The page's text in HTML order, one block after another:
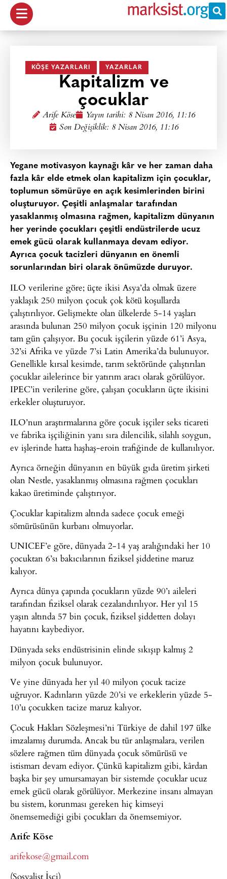
KÖŞE YAZARLARI YAZARLAR
Kapitalizm ve
çocuklar
Arife Köse Yayın tarihi: 8 Nisan 2016, 11:16
Son Değişiklik: 8 Nisan 2016, 11:16
Yegane motivasyon kaynağı kâr ve her zaman daha
fazla kâr elde etmek olan kapitalizm için çocuklar,
toplumun sömürüye en açık kesimlerinden birini
oluşturuyor. Çeşitli anlaşmalar tarafından
yasaklanmış olmasına rağmen, kapitalizm dünyanın
her yerinde çocukları çeşitli endüstrilerde ucuz
emek gücü olarak kullanmaya devam ediyor.
Ayrıca çocuk tacizleri dünyanın en önemli
sorunlarından biri olarak önümüzde duruyor.
ILO verilerine göre; üçte ikisi Asya’da olmak üzere
yaklaşık 250 milyon çocuk çok kötü koşullarda
çalıştırılıyor. Gelişmekte olan ülkelerde 5-14 yaşları
arasında bulunan 250 milyon çocuk işçinin 120 milyonu
tam gün çalışıyor. Bu çocuk işçilerin yüzde 61’i Asya,
32’si Afrika ve yüzde 7’si Latin Amerika’da bulunuyor.
Genellikle kırsal kesimde, tarım sektöründe çalıştırılan
çocuklar ailelerince bir yatırım aracı olarak görülüyor.
IPEC’in verilerine göre, çalışan çocukların üçte ikisini
erkekler oluşturuyor.
ILO’nun araştırmalarına göre çocuk işçiler seks ticareti
ve fabrika işçiliğinin yanı sıra dilencilik, silahlı soygun,
ev işlerinde hatta haşhaş-eroin trafiğinde de kullanılıyor.
Ayrıca örneğin dünyanın en büyük gıda üretim şirketi
olan Nestle, yasaklanmış olmasına rağmen çocukları
kakao üretiminde çalıştırıyor.
Çocuklar kapitalizm altında sadece çocuk emeği
sömürüsünün kurbanı olmuyorlar.
UNICEF’e göre, dünyada 2-14 yaş aralığındaki her 10
çocuktan 6’sı bakıcılarının fiziksel şiddetine maruz
kalıyor.
Ayrıca dünya çapında çocukların yüzde 90’ı aileleri
tarafından fiziksel olarak cezalandırılıyor. Her yıl 15
yaşın altında 57 bin çocuk, fiziksel şiddetten dolayı
hayatını kaybediyor.
Dünyada seks endüstrisinin elinde sıkışıp kalmış 2
milyon çocuk bulunuyor.
Ve yine dünyada her yıl 40 milyon çocuk tacize
uğruyor. Kadınların yüzde 20’si ve erkeklerin yüzde 5-
10’u çocukken tacize maruz kalıyor.
Çocuk Hakları Sözleşmesi’ni Türkiye de dahil 197 ülke
imzalamış durumda. Ancak bu tür anlaşmalara, verilen
sözlere rağmen tüm dünyada çocuk sömürüsü ve
istismarı devam ediyor. Çünkü kapitalizm gibi, kârdan
başka bir şey umursamayan bir sistemde çocuklar ucuz
emek gücü olarak görülüyor. Merkezine insanı almayan
bu sistem, korunması gereken hiç kimseyi
önemsemediği gibi çocukları da önemsemiyor.
Arife Köse
arifekose@gmail.com
(Sosyalist İşçi)